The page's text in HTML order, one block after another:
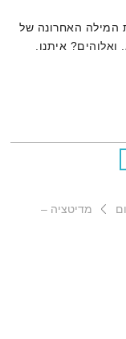
המילה האחרונה של
איתנו.
מדיטציה –